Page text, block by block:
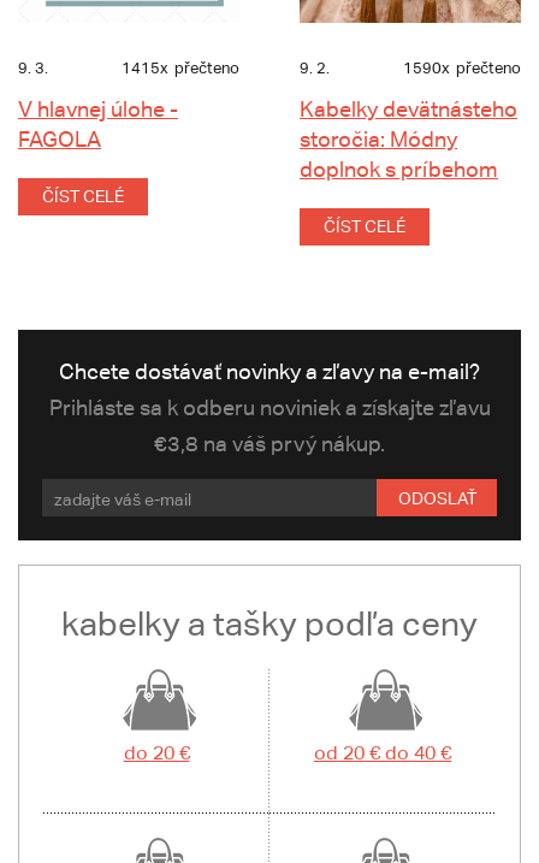
9. 3. 1415x přečteno
V hlavnej úlohe -
FAGOLA
ČÍST CELÉ
9. 2. 1590x přečteno
Kabelky devätnásteho
storočia: Módny
doplnok s príbehom
ČÍST CELÉ
Chcete dostávať novinky a zľavy na e-mail?
Prihláste sa k odberu noviniek a získajte zľavu
€3,8 na váš prvý nákup.
ODOSLAŤ
kabelky a tašky podľa ceny
do 20 € od 20 € do 40 €